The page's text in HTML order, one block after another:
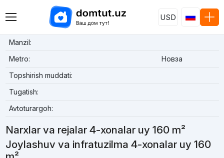
USD
Manzil:
Metro:
Новза
Topshirish muddati:
Tugatish:
Avtoturargoh:
Narxlar va rejalar 4-xonalar uy 160 m²
Joylashuv va infratuzilma 4-xonalar uy 160